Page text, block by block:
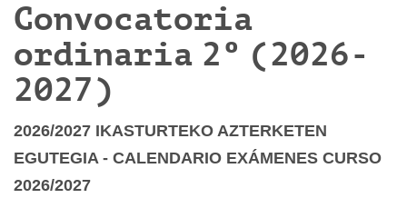
Convocatoria
ordinaria 2º (2026-
2027)
2026/2027 IKASTURTEKO AZTERKETEN
EGUTEGIA - CALENDARIO EXÁMENES CURSO
2026/2027